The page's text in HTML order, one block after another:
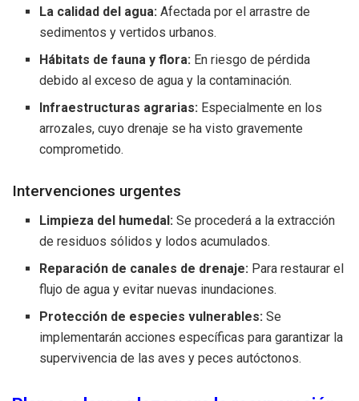
La calidad del agua: Afectada por el arrastre de
sedimentos y vertidos urbanos.
Hábitats de fauna y flora: En riesgo de pérdida
debido al exceso de agua y la contaminación.
Infraestructuras agrarias: Especialmente en los
arrozales, cuyo drenaje se ha visto gravemente
comprometido.
Intervenciones urgentes
Limpieza del humedal: Se procederá a la extracción
de residuos sólidos y lodos acumulados.
Reparación de canales de drenaje: Para restaurar el
flujo de agua y evitar nuevas inundaciones.
Protección de especies vulnerables: Se
implementarán acciones específicas para garantizar la
supervivencia de las aves y peces autóctonos.